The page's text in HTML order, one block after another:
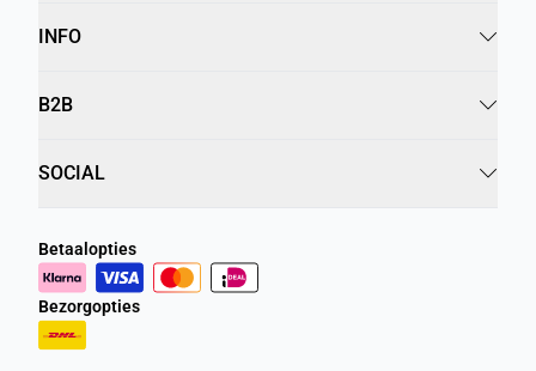
INFO
B2B
SOCIAL
Betaalopties
Bezorgopties